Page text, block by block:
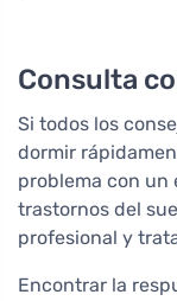
Consulta
Si todos los
dormir
problema con un
trastornos del
profesional y
Encontrar la